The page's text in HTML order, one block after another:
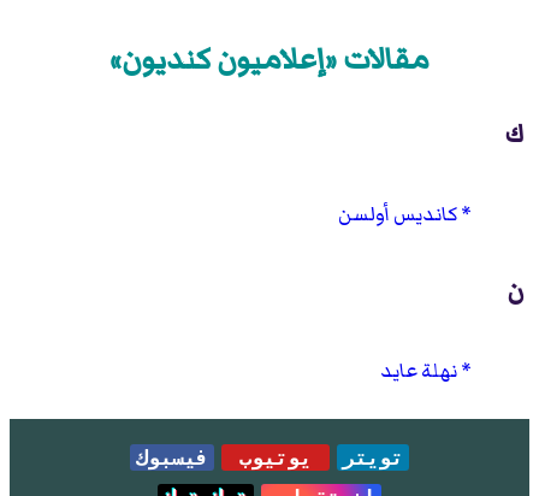
مقالات «إعلاميون كنديون»
ك
كانديس أولسن
ن
نهلة عايد
تويتر يوتيوب
فيسبوك